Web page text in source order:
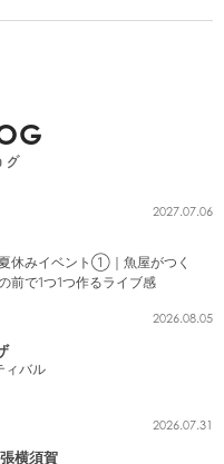
グ
2027.07.06
夏休みイベント①｜魚屋がつく
前で1つ1つ作るライブ感
2026.08.05
ィバル
2026.07.31
横須賀